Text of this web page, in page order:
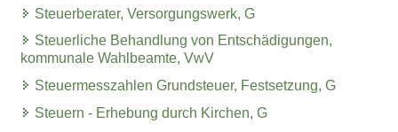
Steuerberater, Versorgungswerk, G
Steuerliche Behandlung von Entschädigungen,
kommunale Wahlbeamte, VwV
Steuermesszahlen Grundsteuer, Festsetzung, G
Steuern - Erhebung durch Kirchen, G